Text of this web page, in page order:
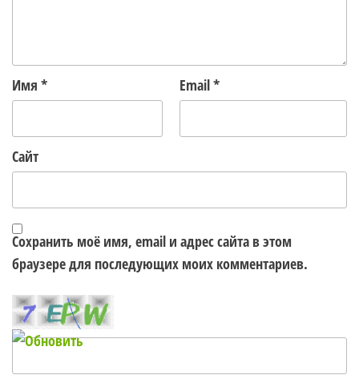
Имя * Email*
Сайт
Сохранить моё имя, email и адрес сайта в этом
браузере для последующих моих комментариев.